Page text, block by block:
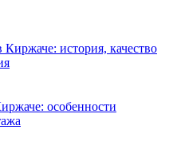
Киржаче: история, качество
особенности